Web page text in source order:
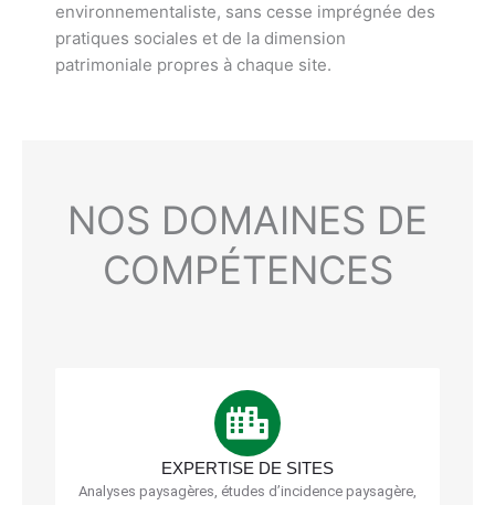
environnementaliste, sans cesse imprégnée des
pratiques sociales et de la dimension
patrimoniale propres à chaque site.
NOS DOMAINES DE
COMPÉTENCES
EXPERTISE DE SITES
Analyses paysagères, études d’incidence paysagère,